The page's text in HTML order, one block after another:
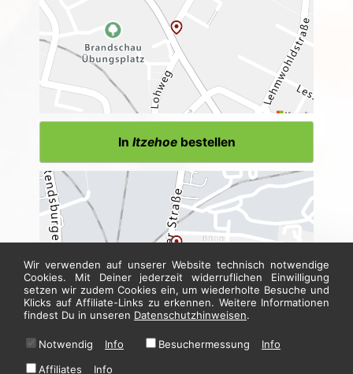
In Itzehoebestellen
Wir verwenden auf unserer Website technisch notwendige
Cookies. Mit Deiner jederzeit widerruflichen Einwilligung
setzen wir zudem Cookies ein, um wiederholte Besuche und
Klicks auf Affiliate-Links zu erkennen. Weitere Informationen
findest Du in unseren Datenschutzhinweisen.
Notwendig Info Besuchermessung
Info
Affiliates
Info